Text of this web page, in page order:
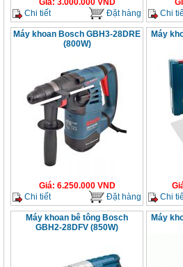
Giá: 3.000.000VND
Chi tiết
Đặt hàng
Chi
Máy khoan Bosch GBH3-28DRE
(800W)
Giá: 6.250.000VND
Chi tiết
Đặt hàng
Máy
Chi
Máy khoan bê tông Bosch
GBH2-28DFV (850W)
Máy